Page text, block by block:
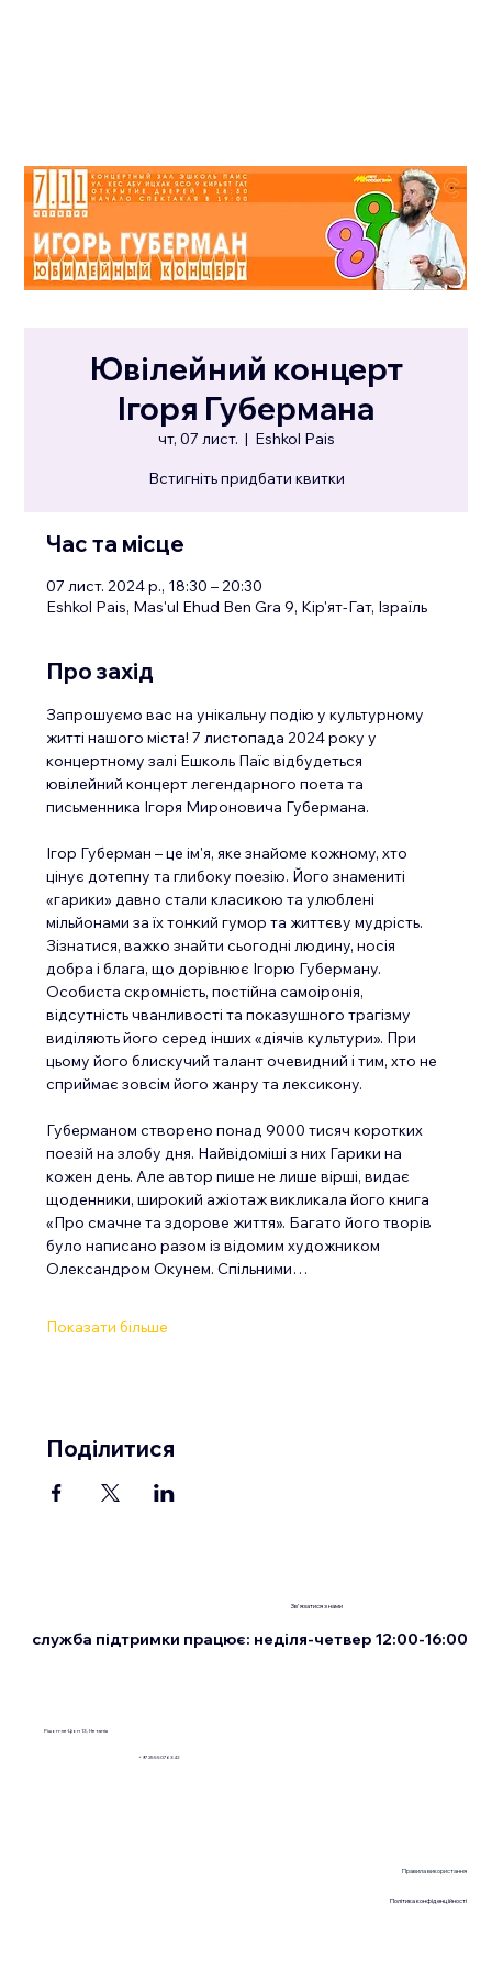
Ювілейний концерт
Ігоря Губермана
чт, 07 лист.
  |
Eshkol Pais
Встигніть придбати квитки
Час та місце
07 лист. 2024 р., 18:30 – 20:30
Eshkol Pais, Mas'ul Ehud Ben Gra 9, Кір'ят-Гат, Ізраїль
Про захід
Запрошуємо вас на унікальну подію у культурному
житті нашого міста! 7 листопада 2024 року у
концертному залі Ешколь Паїс відбудеться
ювілейний концерт легендарного поета та
письменника Ігоря Мироновича Губермана.
Ігор Губерман – це ім'я, яке знайоме кожному, хто
цінує дотепну та глибоку поезію. Його знамениті
«гарики» давно стали класикою та улюблені
мільйонами за їх тонкий гумор та життєву мудрість.
Зізнатися, важко знайти сьогодні людину, носія
добра і блага, що дорівнює Ігорю Губерману.
Особиста скромність, постійна самоіронія,
відсутність чванливості та показушного трагізму
виділяють його серед інших «діячів культури». При
цьому його блискучий талант очевидний і тим, хто не
сприймає зовсім його жанру та лексикону.
Губерманом створено понад 9000 тисяч коротких
поезій на злобу дня. Найвідоміші з них Гарики на
кожен день. Але автор пише не лише вірші, видає
щоденники, широкий ажіотаж викликала його книга
«Про смачне та здорове життя». Багато його творів
було написано разом із відомим художником
Олександром Окунем. Спільними…
Показати більше
Поділитися
Правила використання
Політика конфіденційності
Рішон-ле-Ціон 13, Нетанія
+972555076342
Зв'язатися з нами
служба підтримки працює: неділя-четвер 12:00-16:00